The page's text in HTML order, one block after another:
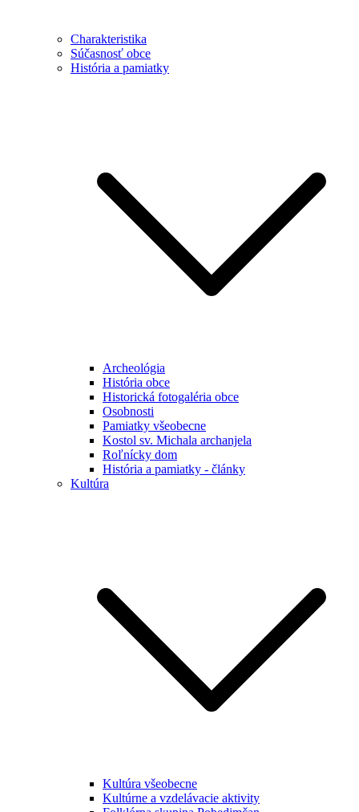
Charakteristika
Súčasnosť obce
História a pamiatky
Archeológia
História obce
Historická fotogaléria obce
Osobnosti
Pamiatky všeobecne
Kostol sv. Michala archanjela
Roľnícky dom
História a pamiatky - články
Kultúra
Kultúra všeobecne
Kultúrne a vzdelávacie aktivity